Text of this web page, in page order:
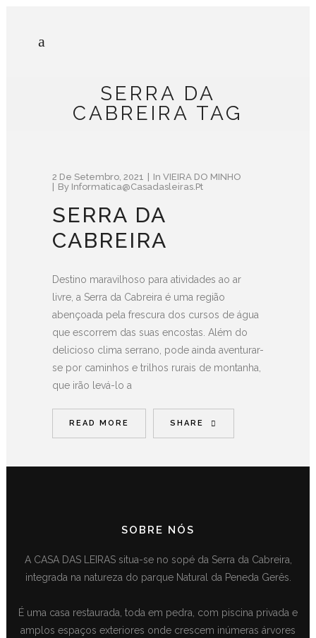
SERRA DA
CABREIRA TAG
2 De Setembro, 2021 In VIEIRA DO MINHO
By Informatica@casadasleiras.pt
SERRA DA
CABREIRA
Destino maravilhoso para atividades ao ar
livre, a Serra da Cabreira é uma região
abençoada pela frescura dos cursos de água
que escorrem das suas encostas. Além do
delicioso clima serrano, pode ainda aventurar-
se por caminhos e trilhos rurais de montanha,
que irão levá-lo a
READ MORE SHARE
SOBRE NÓS
A CASA DAS LEIRAS situa-se no sopé da Serra da Cabreira,
integrada na natureza do parque Natural da Peneda Gerês.
É uma casa restaurada, toda em pedra, com piscina privada e
amplos espaços exteriores onde crescem inúmeras árvores